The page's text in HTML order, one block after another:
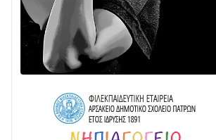
Διαβάστε την «Ναυπακτία» που
24/07 • 11:31
Γιορτή της Τράτας 2026 | Ερατεινή
Παράδοση, Χορός & Γλέντι!
ΤΟ ΠΑΡΤΥ ΣΥΝΕΧΙΖΕΤΑΙ…
05/08 • 08:41